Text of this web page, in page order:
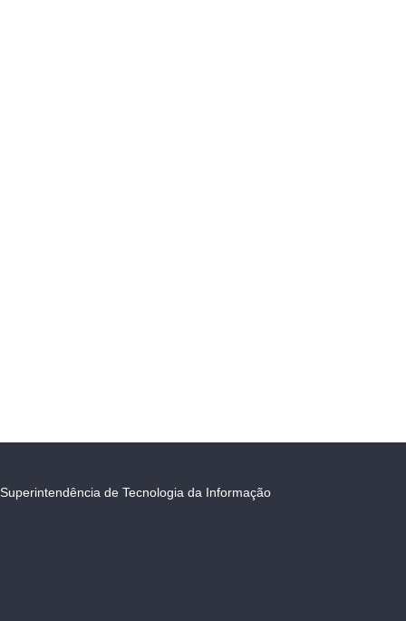
Superintendência de Tecnologia da Informação